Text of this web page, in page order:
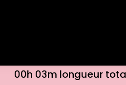
00h 03m longueur